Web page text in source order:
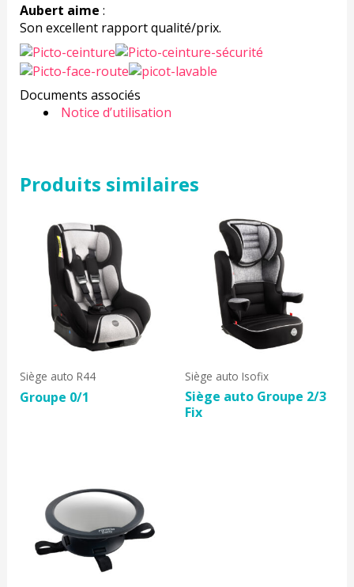
Aubert aime :
Son excellent rapport qualité/prix.
Documents associés
Notice d’utilisation
Produits similaires
Siège auto R44
Groupe 0/1
Siège auto Isofix
Siège auto Groupe 2/3
Fix